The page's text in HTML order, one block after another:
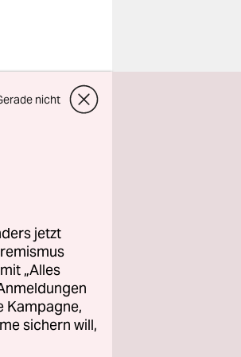
nicht
jetzt
„Alles
Kampagne,
sichern will,